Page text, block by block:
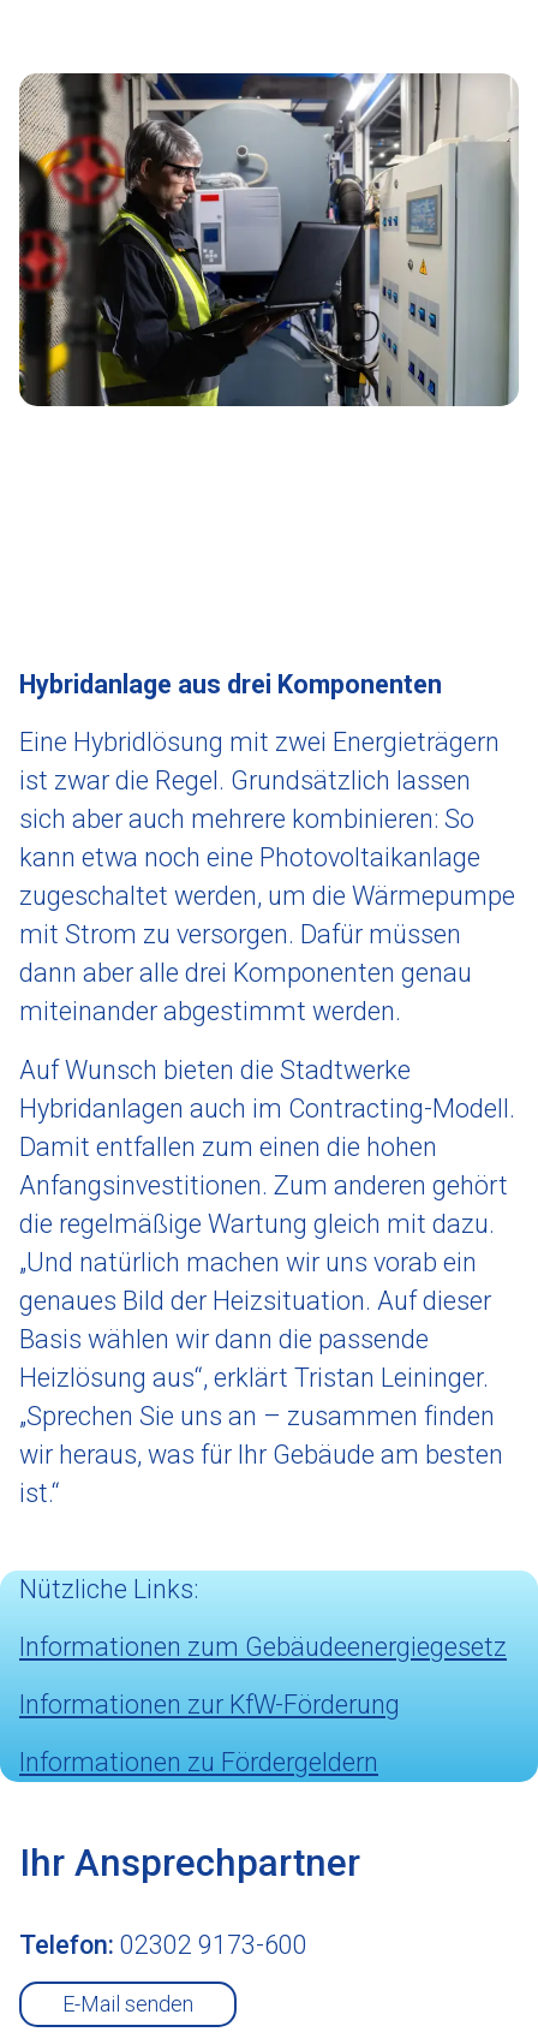
Hybridanlage aus drei Komponenten
Eine Hybridlösung mit zwei Energieträgern
ist zwar die Regel. Grundsätzlich lassen
sich aber auch mehrere kombinieren: So
kann etwa noch eine Photovoltaikanlage
zugeschaltet werden, um die Wärmepumpe
mit Strom zu versorgen. Dafür müssen
dann aber alle drei Komponenten genau
miteinander abgestimmt werden.
Auf Wunsch bieten die Stadtwerke
Hybridanlagen auch im Contracting-Modell.
Damit entfallen zum einen die hohen
Anfangsinvestitionen. Zum anderen gehört
die regelmäßige Wartung gleich mit dazu.
„Und natürlich machen wir uns vorab ein
genaues Bild der Heizsituation. Auf dieser
Basis wählen wir dann die passende
Heizlösung aus“, erklärt Tristan Leininger.
„Sprechen Sie uns an – zusammen finden
wir heraus, was für Ihr Gebäude am besten
ist.“
Nützliche Links:
Informationen zum Gebäudeenergiegesetz
Informationen zur KfW-Förderung
Informationen zu Fördergeldern
Ihr Ansprechpartner
Telefon: 02302 9173-600
E-Mail senden